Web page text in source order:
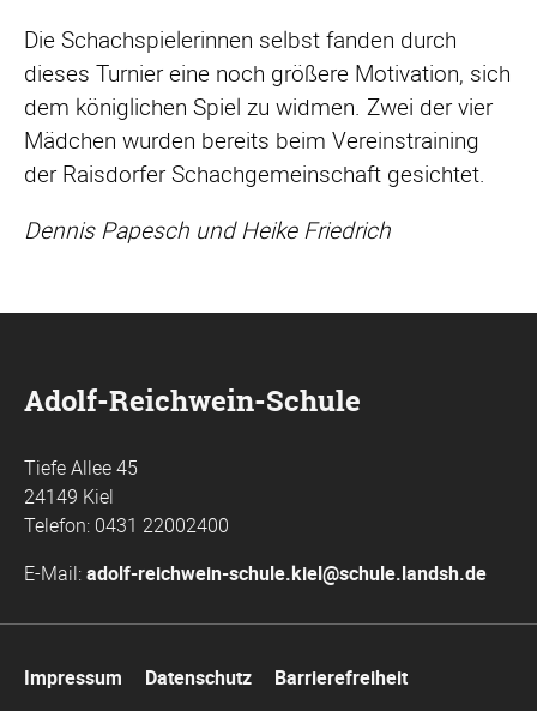
Die Schachspielerinnen selbst fanden durch
dieses Turnier eine noch größere Motivation, sich
dem königlichen Spiel zu widmen. Zwei der vier
Mädchen wurden bereits beim Vereinstraining
der Raisdorfer Schachgemeinschaft gesichtet.
Dennis Papesch und Heike Friedrich
Adolf-Reichwein-Schule
Tiefe Allee 45
24149 Kiel
Telefon: 0431 22002400
E-Mail:adolf-reichwein-schule.kiel@schule.landsh.de
überspringen
Impressum Datenschutz Barrierefreiheit